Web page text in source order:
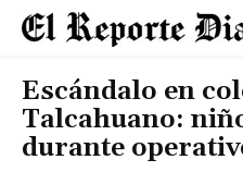
Escándalo en
Talcahuano:
durante